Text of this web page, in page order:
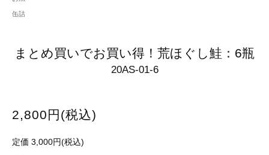
缶詰
まとめ買いでお買い得！荒ほぐし鮭：6瓶
20AS-01-6
2,800円(税込)
定価 3,000円(税込)